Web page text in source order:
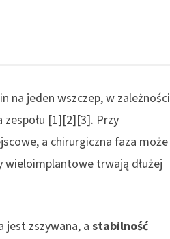
na jeden wszczep, w zależności
zespołu [1][2][3]. Przy
a chirurgiczna faza może
wieloimplantowe trwają dłużej
jest zszywana, a stabilność